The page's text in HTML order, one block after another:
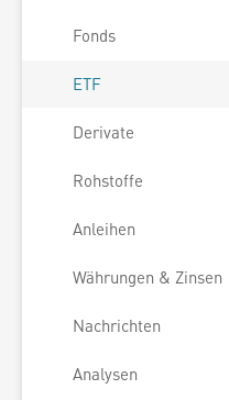
Fonds
ETF
Derivate
Rohstoffe
Anleihen
Währungen & Zinsen
Nachrichten
Analysen